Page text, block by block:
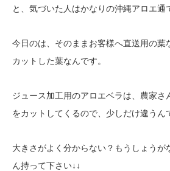
と、気づいた人はかなりの沖縄アロエ通
今日のは、そのままお客様へ直送用の葉
カットした葉なんです。
ジュース加工用のアロエベラは、農家さ
をカットしてくるので、少しだけ違うん
大きさがよく分からない？もうしょうが
ん持って下さい↓↓